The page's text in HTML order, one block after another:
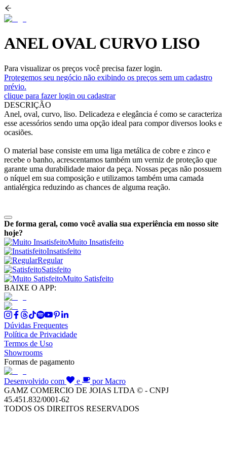
ANEL OVAL CURVO LISO
Para visualizar os preços você precisa fazer login.
Protegemos seu negócio não exibindo os preços sem um cadastro
prévio.
clique para fazer login ou cadastrar
DESCRIÇÃO
Anel, oval, curvo, liso. Delicadeza e elegância é como se caracteriza
esse acessórios sendo uma opção ideal para compor diversos looks e
ocasiões.
O material base consiste em uma liga metálica de cobre e zinco e
recebe o banho, acrescentamos também um verniz de proteção que
garante uma durabilidade maior da peça. Nossas peças não possuem
o níquel em sua composição e utilizamos também uma camada
antialérgica reduzindo as chances de alguma reação.
De forma geral, como você avalia sua experiência em nosso site
hoje?
Muito Insatisfeito
Insatisfeito
Regular
Satisfeito
Muito Satisfeito
BAIXE O APP:
Dúvidas Frequentes
Política de Privacidade
Termos de Uso
Showrooms
Formas de pagamento
Desenvolvido com e
por Macro
GAMZ COMERCIO DE JOIAS LTDA © - CNPJ
45.451.832/0001-62
TODOS OS DIREITOS RESERVADOS